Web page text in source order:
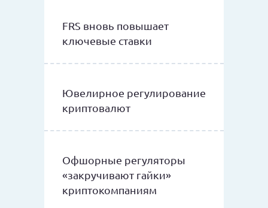
FRS вновь повышает
ключевые ставки
Ювелирное регулирование
криптовалют
Офшорные регуляторы
«закручивают гайки»
криптокомпаниям